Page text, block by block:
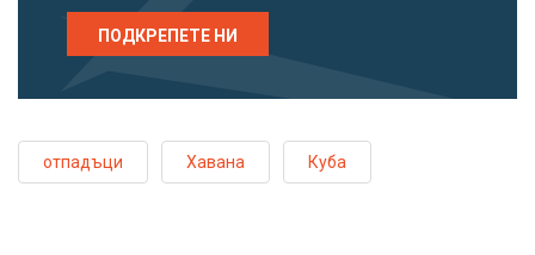
ПОДКРЕПЕТЕ НИ
отпадъци Хавана Куба